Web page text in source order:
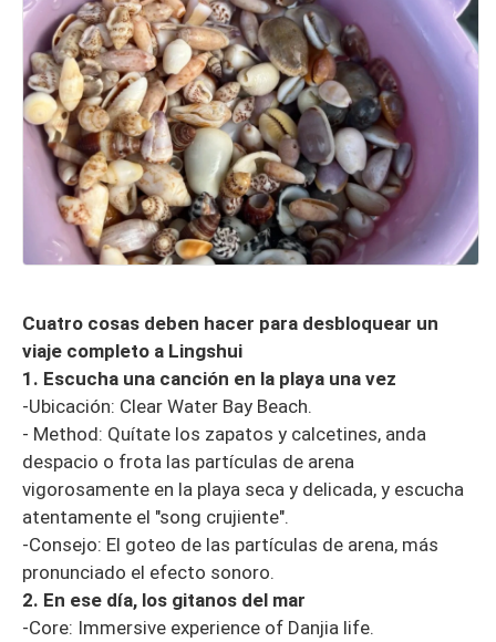
Cuatro cosas deben hacer para desbloquear un
viaje completo a Lingshui
1. Escucha una canción en la playa una vez
-Ubicación: Clear Water Bay Beach.
- Method: Quítate los zapatos y calcetines, anda
despacio o frota las partículas de arena
vigorosamente en la playa seca y delicada, y escucha
atentamente el "song crujiente".
-Consejo: El goteo de las partículas de arena, más
pronunciado el efecto sonoro.
2. En ese día, los gitanos del mar
-Core: Immersive experience of Danjia life.